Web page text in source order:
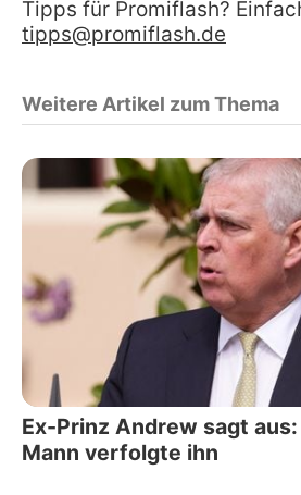
Tipps für Promiflash?
tipps@promiflash.de
Weitere Artikel zum Thema
Ex-Prinz Andrew sagt
Mann verfolgte ihn